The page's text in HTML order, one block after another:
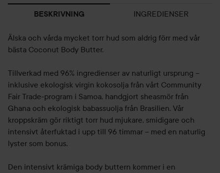
BESKRIVNING INGREDIENSER
Älska och vårda mycket torr hud som aldrig förr med vår
bästa Coconut Body Butter.
Tillverkad med 96% ingredienser av naturligt ursprung –
inklusive ekologisk virgin kokosolja från vårt Community
Fair Trade-program i Samoa, handgjort sheasmör från
Ghana och ekologisk babassuolja från Brasilien. Vår
kroppskräm gör riktigt torr hud mjukare, smidigare och
intensivt återfuktad i upp till 96 timmar – med en naturlig
lyster som bonus.
Den intensivt krämiga body buttern kommer i en